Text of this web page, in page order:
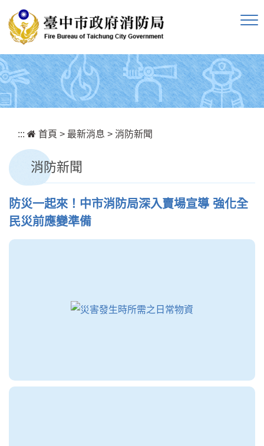
::: 首頁 > 最新消息 > 消防新聞
消防新聞
防災一起來！中市消防局深入賣場宣導 強化全
民災前應變準備